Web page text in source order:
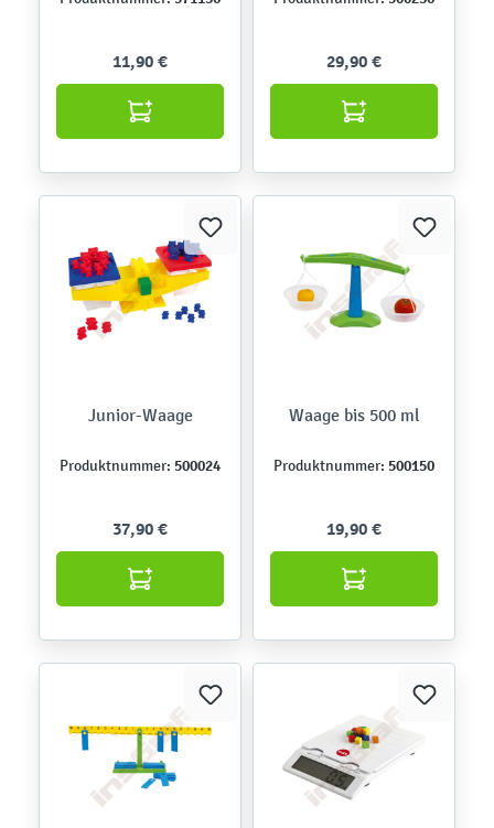
11,90 € 29,90 €
Junior-Waage
Produktnummer: 500024
37,90 €
Waage bis 500 ml
Produktnummer: 500150
19,90 €